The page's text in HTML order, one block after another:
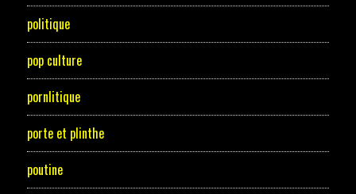
politique
pop culture
pornlitique
porte et plinthe
poutine